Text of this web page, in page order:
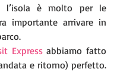
l’isola è molto per le
importante arrivare in
Express abbiamo fatto
e ritorno) perfetto.